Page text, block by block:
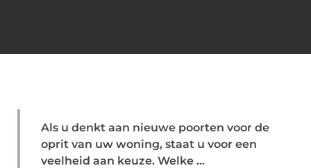
Als u denkt aan nieuwe poorten voor de
oprit van uw woning, staat u voor een
veelheid aan keuze. Welke ...